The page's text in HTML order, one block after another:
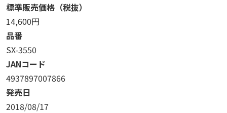
標準販売価格（税抜）
14,600円
品番
SX-3550
JANコード
4937897007866
発売日
2018/08/17